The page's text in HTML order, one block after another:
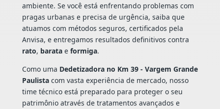
ambiente. Se você está enfrentando problemas com
pragas urbanas e precisa de urgência, saiba que
atuamos com métodos seguros, certificados pela
Anvisa, e entregamos resultados definitivos contra
rato, baratae formiga.
Como uma Dedetizadora no Km 39 - Vargem Grande
Paulistacom vasta experiência de mercado, nosso
time técnico está preparado para proteger o seu
patrimônio através de tratamentos avançados e